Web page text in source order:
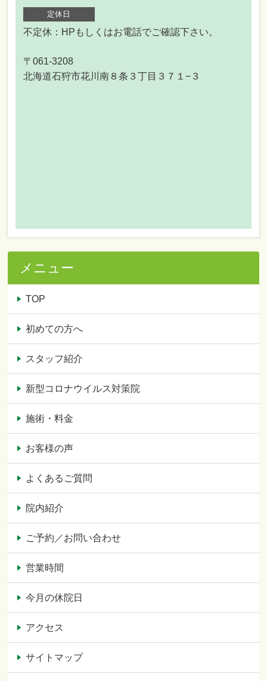
定休日
不定休：HPもしくはお電話でご確認下さい。
〒061-3208
北海道石狩市花川南８条３丁目３７１−３
メニュー
TOP
初めての方へ
スタッフ紹介
新型コロナウイルス対策院
施術・料金
お客様の声
よくあるご質問
院内紹介
ご予約／お問い合わせ
営業時間
今月の休院日
アクセス
サイトマップ